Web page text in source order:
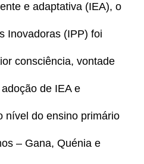
e adaptativa (IEA), o
Inovadoras (IPP) foi
consciência, vontade
de IEA e
nível do ensino primário
– Gana, Quénia e